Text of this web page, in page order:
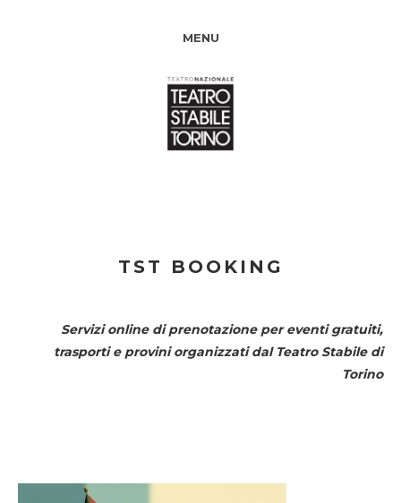
MENU
TST BOOKING
Servizi online di prenotazione per eventi gratuiti,
trasporti e provini organizzati dal Teatro Stabile di
Torino